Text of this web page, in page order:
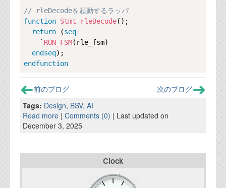
// rleDecodeを起動するラッパ
function Stmt rleDecode();
return (seq
    `
RUN_FSM(rle_fsm)
endseq
endfunction
前のブログ
次のブログ
Tags: Design, BSV, AI
Read more | Comments (0) | Last updated on
December 3, 2025
Clock